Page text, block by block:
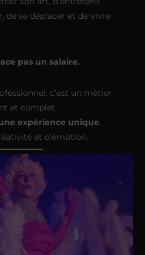
de se déplacer et de vivre
pas un salaire.
c’est un métier
et complet.
expérience unique,
et d’émotion.